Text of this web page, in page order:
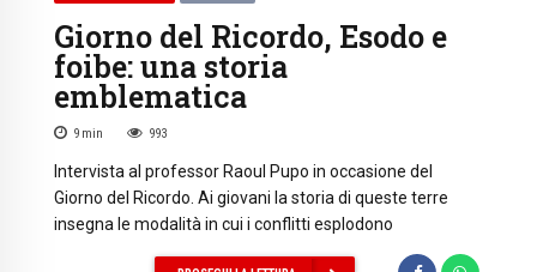
Giorno del Ricordo, Esodo e
foibe: una storia
emblematica
9 min 993
Intervista al professor Raoul Pupo in occasione del
Giorno del Ricordo. Ai giovani la storia di queste terre
insegna le modalità in cui i conflitti esplodono